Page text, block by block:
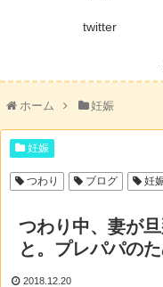
twitter
ホーム 妊娠
妊娠
つわり ブログ 妊
つわり中、妻が
と。プレパパの
2018.12.20